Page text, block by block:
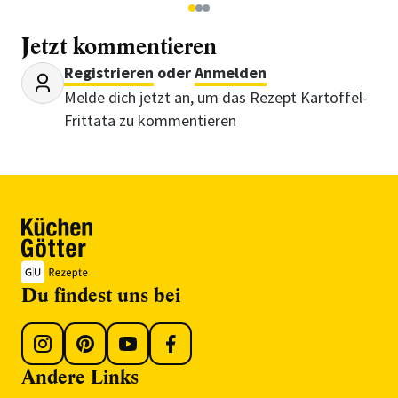
123
Jetzt kommentieren
Registrieren oderAnmelden
Melde dich jetzt an, um das Rezept Kartoffel-
Frittata zu kommentieren
Du findest uns bei
Andere Links